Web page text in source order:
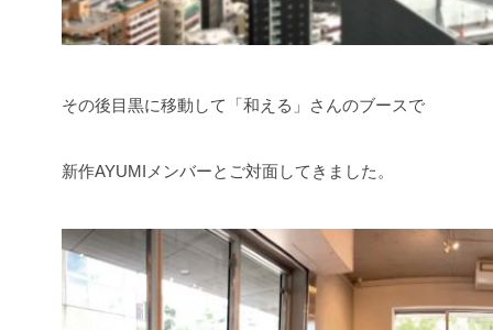
その後目黒に移動して「和える」さんのブースで
新作AYUMIメンバーとご対面してきました。